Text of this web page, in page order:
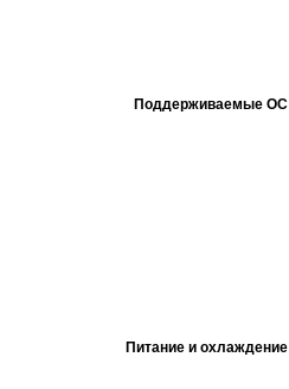
Поддерживаемые ОС
Питание и охлаждение